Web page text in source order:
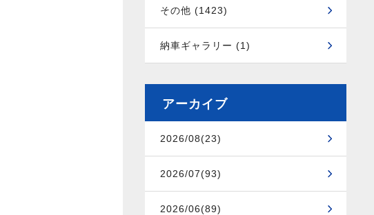
その他 (1423)
納車ギャラリー (1)
アーカイブ
2026/08(23)
2026/07(93)
2026/06(89)